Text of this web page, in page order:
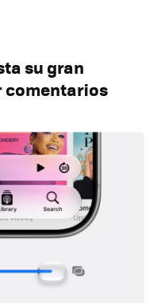
su gran
comentarios